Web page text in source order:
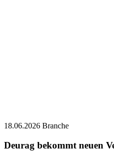
18.06.2026 Branche
Deurag bekommt neuen